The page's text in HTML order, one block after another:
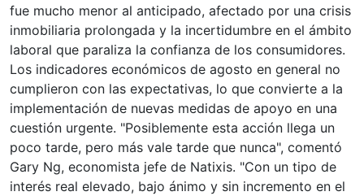
fue mucho menor al anticipado, afectado por una crisis
inmobiliaria prolongada y la incertidumbre en el ámbito
laboral que paraliza la confianza de los consumidores.
Los indicadores económicos de agosto en general no
cumplieron con las expectativas, lo que convierte a la
implementación de nuevas medidas de apoyo en una
cuestión urgente. "Posiblemente esta acción llega un
poco tarde, pero más vale tarde que nunca", comentó
Gary Ng, economista jefe de Natixis. "Con un tipo de
interés real elevado, bajo ánimo y sin incremento en el